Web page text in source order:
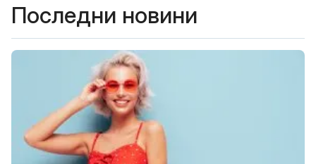
Последни новини